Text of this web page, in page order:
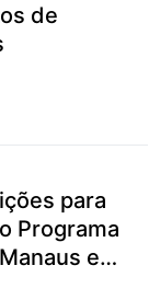
de
para
Programa
e